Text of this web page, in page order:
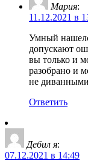
Мария:
11.12.2021 в
Умный
допускают
вы только и
разобрано и
не
Ответить
Дебил я:
07.12.2021 в 14:49